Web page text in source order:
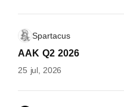
Spartacus
AAK Q2 2026
25 jul, 2026